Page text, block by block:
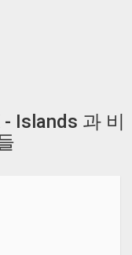
Islands 과 비